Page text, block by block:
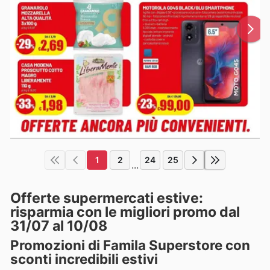
1 2 ... 24 25
Offerte supermercati estive:
risparmia con le migliori promo dal
31/07 al 10/08
Promozioni di Famila Superstore con
sconti incredibili estivi